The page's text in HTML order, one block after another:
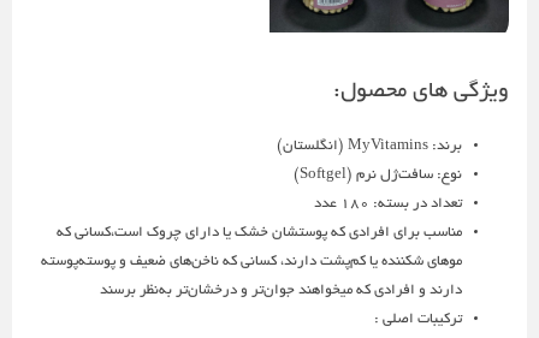
ویژگی های محصول:
برند: MyVitamins (انگلستان)
نوع: سافت‌ژل نرم (Softgel)
تعداد در بسته: ١٨٠ عدد
مناسب برای افرادی که پوستشان خشک یا دارای چروک است،کسانی که
موهای شکننده یا کم‌پشت دارند، کسانی که ناخن‌های ضعیف و پوسته‌پوسته
دارند و افرادی که میخواهند جوان‌تر و درخشان‌تر به‌نظر برسند
ترکیبات اصلی :